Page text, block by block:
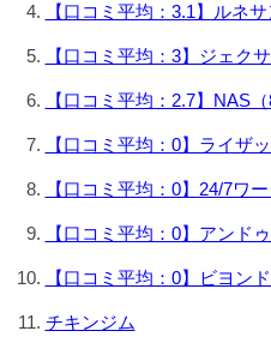
【口コミ平均：3.1】ルネサ
【口コミ平均：3】ジェクサ
【口コミ平均：2.7】NAS（
【口コミ平均：0】ライザッ
【口コミ平均：0】24/7ワ
【口コミ平均：0】アンドゥ
【口コミ平均：0】ビヨンド
チキンジム